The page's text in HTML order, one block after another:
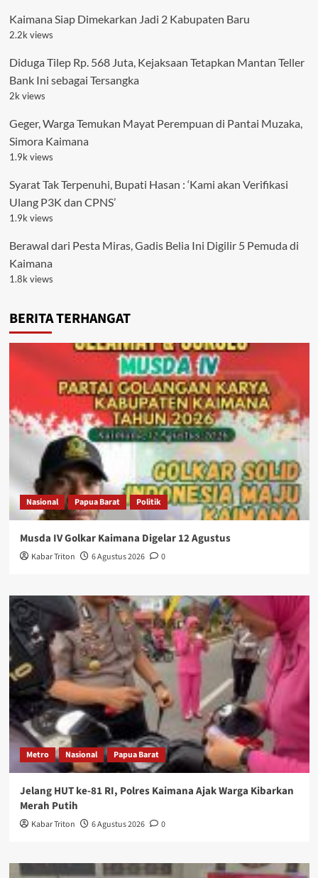
Kaimana Siap Dimekarkan Jadi 2 Kabupaten Baru
2.2k views
Diduga Tilep Rp. 568 Juta, Kejaksaan Tetapkan Mantan Teller
Bank Ini sebagai Tersangka
2k views
Geger, Warga Temukan Mayat Perempuan di Pantai Muzaka,
Simora Kaimana
1.9k views
Syarat Tak Terpenuhi, Bupati Hasan : ‘Kami akan Verifikasi
Ulang P3K dan CPNS’
1.9k views
Berawal dari Pesta Miras, Gadis Belia Ini Digilir 5 Pemuda di
Kaimana
1.8k views
BERITA TERHANGAT
Nasional Papua Barat Politik
Musda IV Golkar Kaimana Digelar 12 Agustus
Kabar Triton 6 Agustus 2026 0
Metro Nasional Papua Barat
Jelang HUT ke-81 RI, Polres Kaimana Ajak Warga Kibarkan
Merah Putih
Kabar Triton 6 Agustus 2026 0